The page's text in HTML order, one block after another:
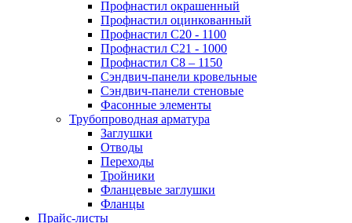
Профнастил окрашенный
Профнастил оцинкованный
Профнастил С20 - 1100
Профнастил С21 - 1000
Профнастил С8 – 1150
Сэндвич-панели кровельные
Сэндвич-панели стеновые
Фасонные элементы
Трубопроводная арматура
Заглушки
Отводы
Переходы
Тройники
Фланцевые заглушки
Фланцы
Прайс-листы